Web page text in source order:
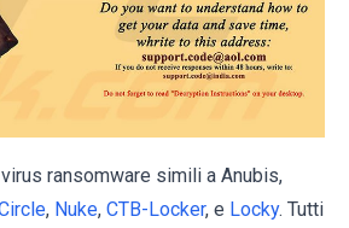
ransomware simili a Anubis,
, Nuke, CTB-Locker, e Locky. Tutti